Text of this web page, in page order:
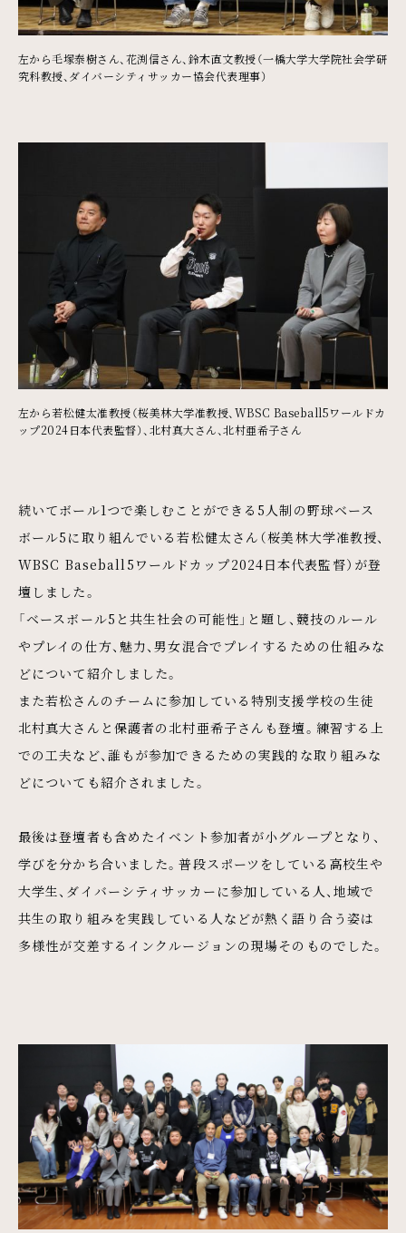
左から毛塚泰樹さん、花渕信さん、鈴木直文教授（一橋大学大学院社会学研
究科教授、ダイバーシティサッカー協会代表理事）
左から若松健太准教授（桜美林大学准教授、WBSC Baseball5ワールドカ
ップ2024日本代表監督）、北村真大さん、北村亜希子さん
続いてボール1つで楽しむことができる5人制の野球ベース
ボール5に取り組んでいる若松健太さん（桜美林大学准教授、
WBSC Baseball5ワールドカップ2024日本代表監督）が登
壇しました。
「ベースボール5と共生社会の可能性」と題し、競技のルール
やプレイの仕方、魅力、男女混合でプレイするための仕組みな
どについて紹介しました。
また若松さんのチームに参加している特別支援学校の生徒
北村真大さんと保護者の北村亜希子さんも登壇。練習する上
での工夫など、誰もが参加できるための実践的な取り組みな
どについても紹介されました。
最後は登壇者も含めたイベント参加者が小グループとなり、
学びを分かち合いました。普段スポーツをしている高校生や
大学生、ダイバーシティサッカーに参加している人、地域で
共生の取り組みを実践している人などが熱く語り合う姿は
多様性が交差するインクルージョンの現場そのものでした。